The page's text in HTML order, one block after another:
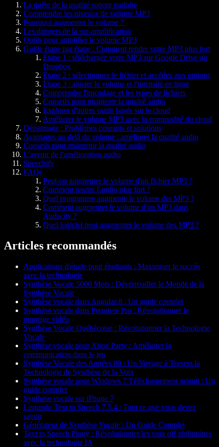
La quête de la qualité sonore parfaite
Comprendre les niveaux de volume MP3
Pourquoi augmenter le volume ?
Les dangers de la sur-amplification
Outils pour amplifier le volume MP3
Guide étape par étape : Comment rendre votre MP3 plus fort
Étape 1 : téléchargez votre MP3 sur Google Drive ou
Dropbox
Étape 2 : sélectionnez le fichier et accédez aux options
Étape 3 : ajuster le volume et l'intensité en ligne
Comprendre l'encodage et les types de fichiers
Conseils pour maintenir la qualité audio
Explorer d'autres outils basés sur le cloud
Améliorer le volume MP3 avec la commodité du cloud
Dépannage : Problèmes courants et solutions
Avantages au-delà du volume : améliorer la qualité audio
Conseils pour maintenir la qualité audio
L'avenir de l'amélioration audio
Speechify
FAQs
Peut-on augmenter le volume d'un fichier MP3 ?
Comment rendre l'audio plus fort ?
Quel programme augmente le volume des MP3 ?
Comment augmenter le volume d'un MP3 dans
Audacity ?
Quel logiciel peut augmenter le volume des MP3 ?
Articles recommandés
Applications d'étude pour étudiants : Maximiser le succès
avec la technologie
Synthèse Vocale 5000 Mots : Déverrouiller le Monde de la
Synthèse Vocale
Synthèse vocale dans Angular 8 : Un guide complet
Synthèse vocale dans Premiere Pro : Révolutionner le
montage vidéo
Synthèse Vocale Québécoise : Révolutionner la Technologie
Vocale
Synthèse vocale pour Xbox Party : Améliorer la
communication dans le jeu
Synthèse Vocale des Années 80 : Un Voyage à Travers la
Technologie de Synthèse de la Voix
Synthèse vocale pour Windows 7 Téléchargement gratuit : Un
guide complet
Synthèse vocale sur iPhone 7
Loqundo Text to Speech 7.5.4 : Tout ce que vous devez
savoir
Générateur de Synthèse Vocale : Un Guide Complet
Text to Speech Pinoy : Révolutionner les voix off philippines
avec la technologie IA